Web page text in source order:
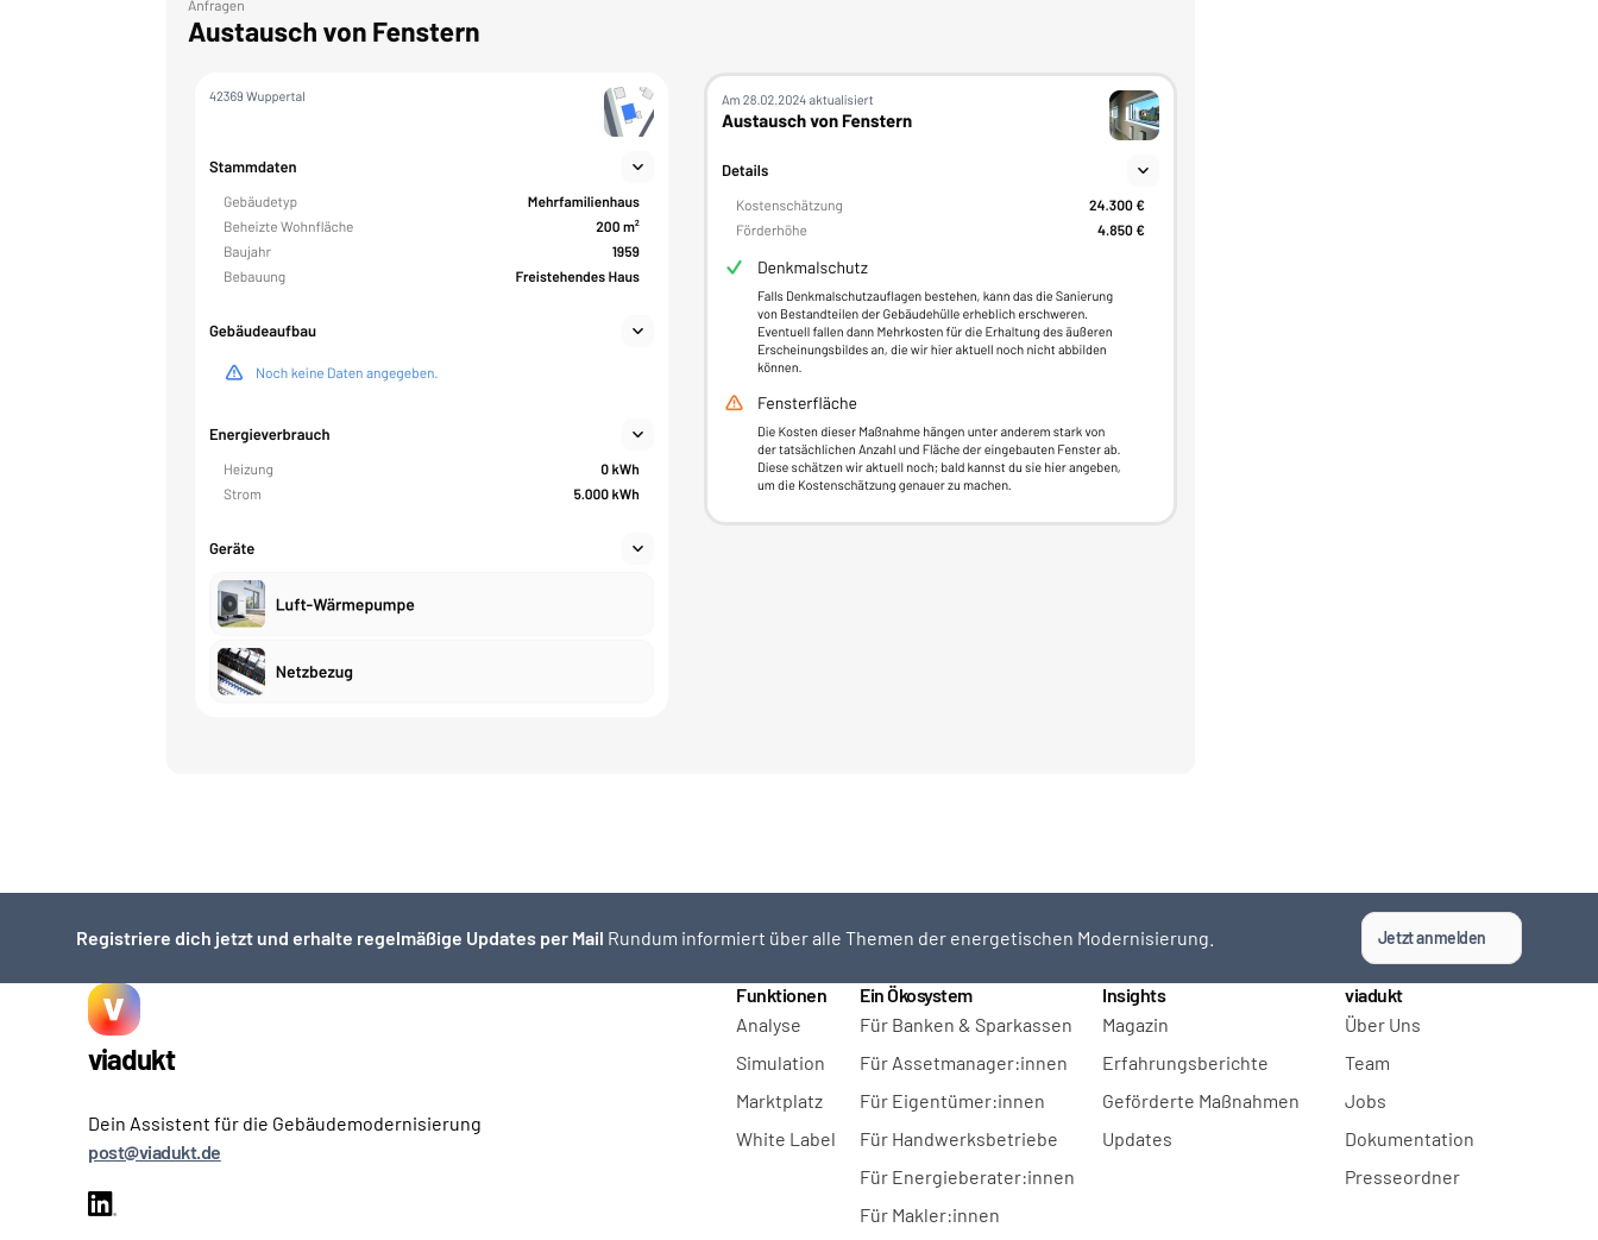
Registriere dich jetzt und erhalte regelmäßige Updates per Mail Rundum informiert über alle Themen der energetischen Modernisierung. Jetzt anmelden
viadukt
Dein Assistent für die Gebäudemodernisierung
post@viadukt.de
Funktionen
Analyse
Simulation
Marktplatz
White Label
Ein Ökosystem
Für Banken & Sparkassen
Für Assetmanager:innen
Für Eigentümer:innen
Für Handwerksbetriebe
Für Energieberater:innen
Für Makler:innen
Insights
Magazin
Erfahrungsberichte
Geförderte Maßnahmen
Updates
viadukt
Über Uns
Team
Jobs
Dokumentation
Presseordner